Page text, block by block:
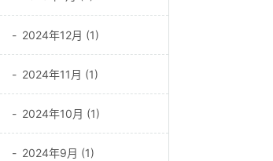
2024年12月 (1)
2024年11月 (1)
2024年10月 (1)
2024年9月 (1)